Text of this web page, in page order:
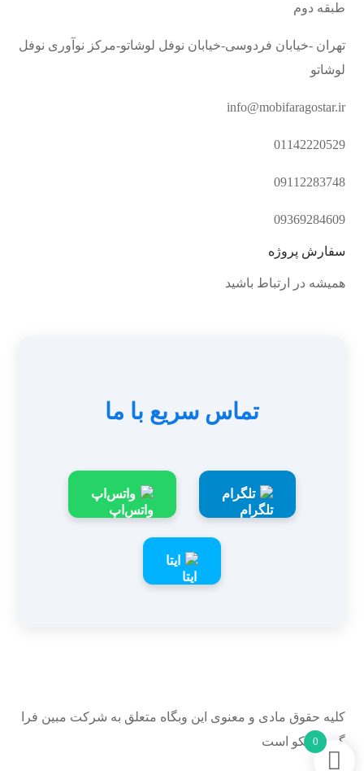
طبقه دوم
تهران -خیابان فردوسی-خیابان نوفل لوشاتو-مرکز نوآوری نوفل
لوشاتو
info@mobifaragostar.ir
01142220529
09112283748
09369284609
سفارش پروژه
همیشه در ارتباط باشید
تماس سریع با ما
تلگرام واتس‌اپ
ایتا
کلیه حقوق مادی و معنوی این وبگاه متعلق به شرکت مبین فرا
گستر نیکو است
0